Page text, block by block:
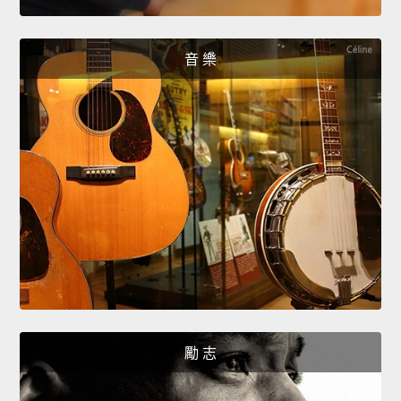
音 樂
勵 志